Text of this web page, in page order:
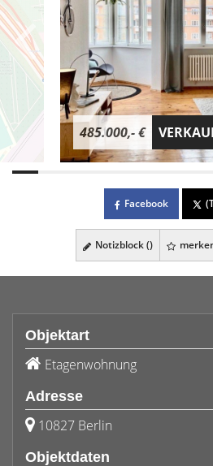
485.000,- €
Facebook
Notizblock ()
Objektart
Etagenwohnung
Adresse
10827 Berlin
Objektdaten